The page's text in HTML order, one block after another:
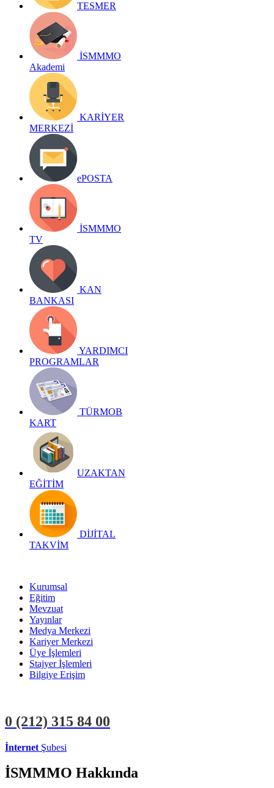
TESMER
İSMMMO
Akademi
KARİYER
MERKEZİ
ePOSTA
İSMMMO
TV
KAN
BANKASI
YARDIMCI
PROGRAMLAR
TÜRMOB
KART
UZAKTAN
EĞİTİM
DİJİTAL
TAKVİM
Kurumsal
Eğitim
Mevzuat
Yayınlar
Medya Merkezi
Kariyer Merkezi
Üye İşlemleri
Stajyer İşlemleri
Bilgiye Erişim
0 (212) 315 84 00
İnternet Şubesi
İSMMMO Hakkında